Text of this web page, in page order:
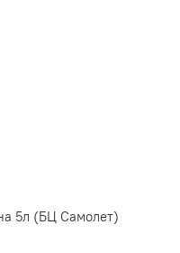
5л (БЦ Самолет)